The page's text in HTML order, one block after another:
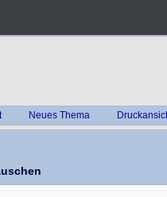
Neues Thema